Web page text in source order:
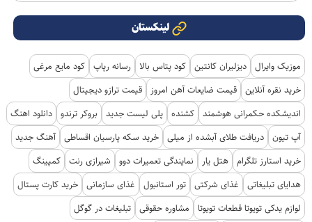
لینکستان
موزیک وایرال دیزلیران کانتین کود پتاس بالا رسانه رپاپ کود مایع مرغی
خرید نقره آنلاین قیمت ضایعات آهن امروز
قیمت ترازو دیجیتال
اندیشکده حکمرانی هوشمند کشنده پلی لیست جدید بروکر ترندو دانلود اهنگ
آپ تیون دریافت طلای آبشده از میلی خرید سکه پارسیان اقساطی آهنگ جدید
خرید استارز تلگرام هتل یار نمایندگی تعمیرات دوو شیرازی رنت کمپینگ
هدایای تبلیغاتی
غذای شرکتی تور استانبول غذای سازمانی خرید کارت پستال
لوازم یدکی تویوتا قطعات تویوتا
مشاوره حقوقی تبلیغات در گوگل